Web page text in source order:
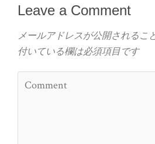
Leave a Comment
メールアドレスが公開されるこ
付いている欄は必須項目です